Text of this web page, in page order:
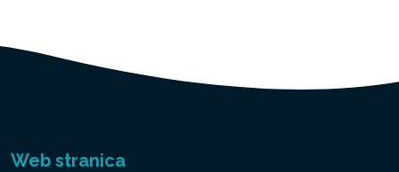
Web stranica